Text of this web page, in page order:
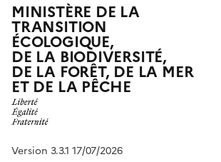
MINISTÈRE DE LA
TRANSITION
ÉCOLOGIQUE,
DE LA BIODIVERSITÉ,
DE LA FORÊT, DE LA MER
ET DE LA PÊCHE
Version 3.3.1 17/07/2026